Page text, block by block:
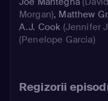
Morgan), Matthew
A.J. Cook (Jennifer
(Penelope Garcia)
Regizorii